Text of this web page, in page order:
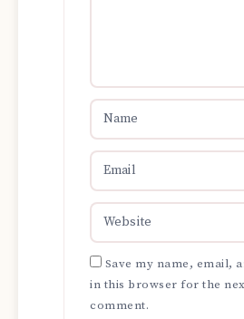
Save my name, email,
in this browser for the
comment.